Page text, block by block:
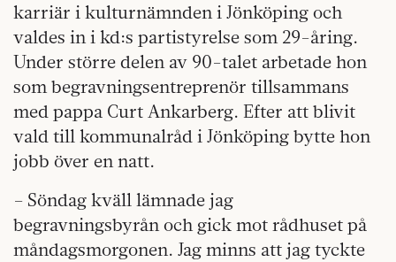
karriär i kulturnämnden i Jönköping och
valdes in i kd:s parti­styrelse som 29-åring.
Under större delen av 90-talet arbetade hon
som begravningsentreprenör tillsammans
med pappa Curt Ankarberg. Efter att blivit
vald till kommunalråd i Jönköping bytte hon
jobb över en natt.
– Söndag kväll lämnade jag
begravningsbyrån och gick mot rådhuset på
måndagsmorgonen. Jag minns att jag tyckte